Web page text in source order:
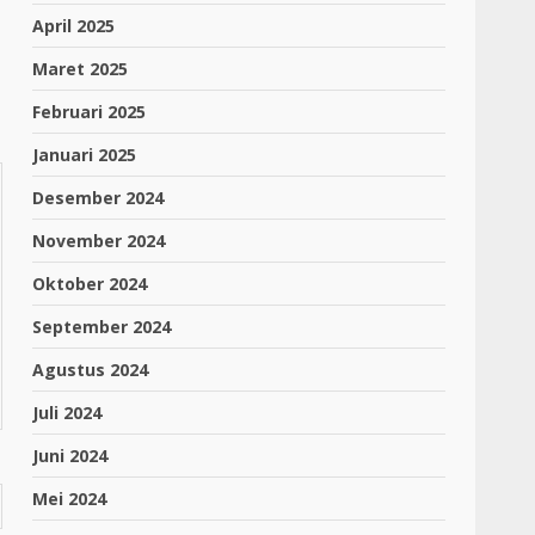
April 2025
Maret 2025
Februari 2025
Januari 2025
Desember 2024
November 2024
Oktober 2024
September 2024
Agustus 2024
Juli 2024
Juni 2024
Mei 2024